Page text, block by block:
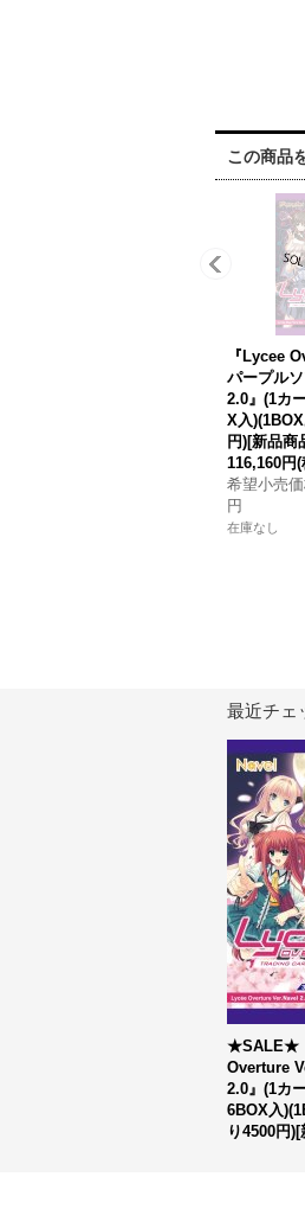
この商品
『Lycee
パープル
2.0』(1カ
X入
円)[新品商
116,160円(
希望小売
円
在庫なし
最近チェ
★SALE★
Overture
2.0』(1カ
6BOX入
り4500円)[